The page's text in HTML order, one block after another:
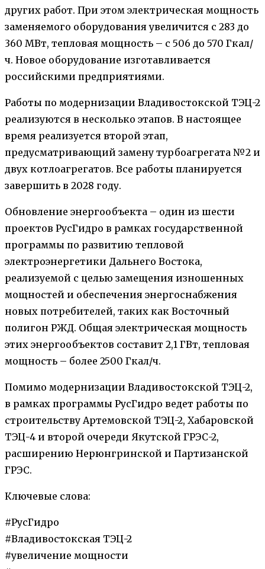
других работ. При этом электрическая мощность
заменяемого оборудования увеличится с 283 до
360 МВт, тепловая мощность – с 506 до 570 Гкал/
ч. Новое оборудование изготавливается
российскими предприятиями.
Работы по модернизации Владивостокской ТЭЦ-2
реализуются в несколько этапов. В настоящее
время реализуется второй этап,
предусматривающий замену турбоагрегата №2 и
двух котлоагрегатов. Все работы планируется
завершить в 2028 году.
Обновление энергообъекта – один из шести
проектов РусГидро в рамках государственной
программы по развитию тепловой
электроэнергетики Дальнего Востока,
реализуемой с целью замещения изношенных
мощностей и обеспечения энергоснабжения
новых потребителей, таких как Восточный
полигон РЖД. Общая электрическая мощность
этих энергообъектов составит 2,1 ГВт, тепловая
мощность – более 2500 Гкал/ч.
Помимо модернизации Владивостокской ТЭЦ-2,
в рамках программы РусГидро ведет работы по
строительству Артемовской ТЭЦ-2, Хабаровской
ТЭЦ-4 и второй очереди Якутской ГРЭС-2,
расширению Нерюнгринской и Партизанской
ГРЭС.
Ключевые слова:
#РусГидро
#Владивостокская ТЭЦ-2
#увеличение мощности